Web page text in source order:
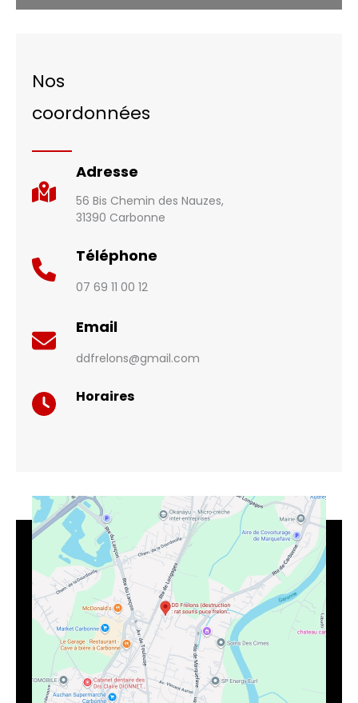
Nos
coordonnées
Adresse
56 Bis Chemin des Nauzes,
31390 Carbonne
Téléphone
07 69 11 00 12
Email
ddfrelons@gmail.com
Horaires